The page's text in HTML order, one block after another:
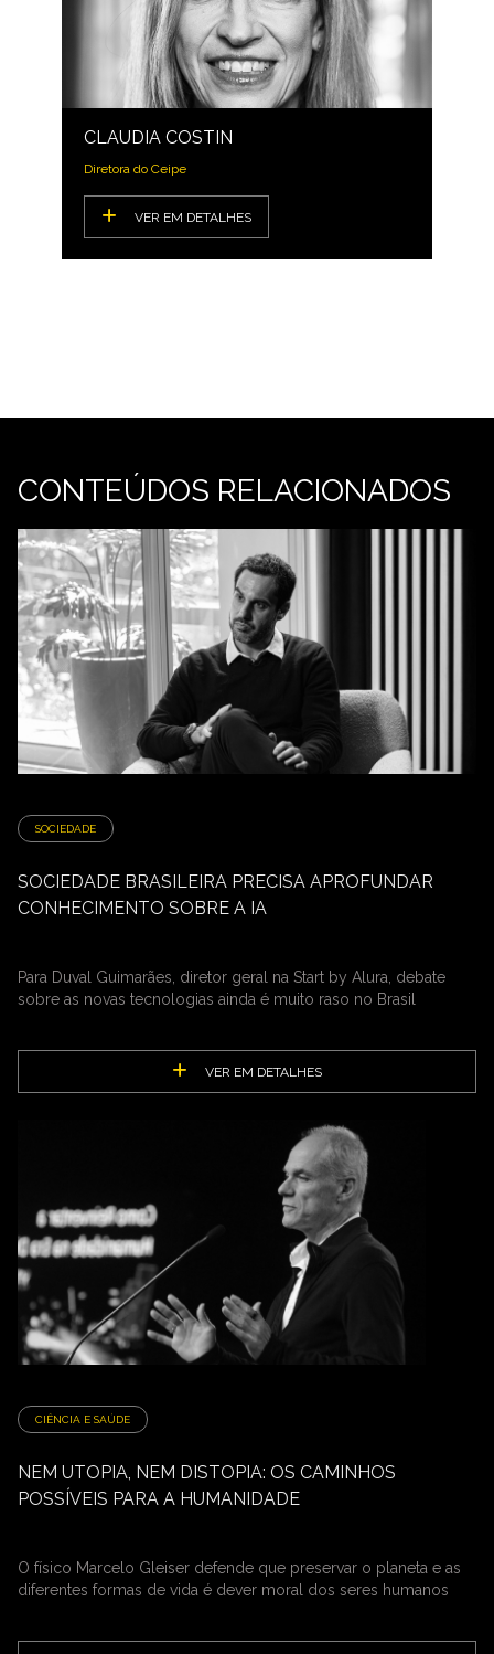
CLAUDIA COSTIN
Diretora do Ceipe
VER EM DETALHES
CONTEÚDOS RELACIONADOS
SOCIEDADE
SOCIEDADE BRASILEIRA PRECISA APROFUNDAR
CONHECIMENTO SOBRE A IA
Para Duval Guimarães, diretor geral na Start by Alura, debate
sobre as novas tecnologias ainda é muito raso no Brasil
VER EM DETALHES
CIÊNCIA E SAÚDE
NEM UTOPIA, NEM DISTOPIA: OS CAMINHOS
POSSÍVEIS PARA A HUMANIDADE
O físico Marcelo Gleiser defende que preservar o planeta e as
diferentes formas de vida é dever moral dos seres humanos